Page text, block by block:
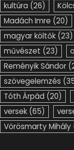
kultúra (26)
Madách Imre (20)
magyar költők (23)
művészet (23)
Reményik Sándor
szövegelemzés
Tóth Árpád (20)
versek (65)
Vörösmarty Mihály